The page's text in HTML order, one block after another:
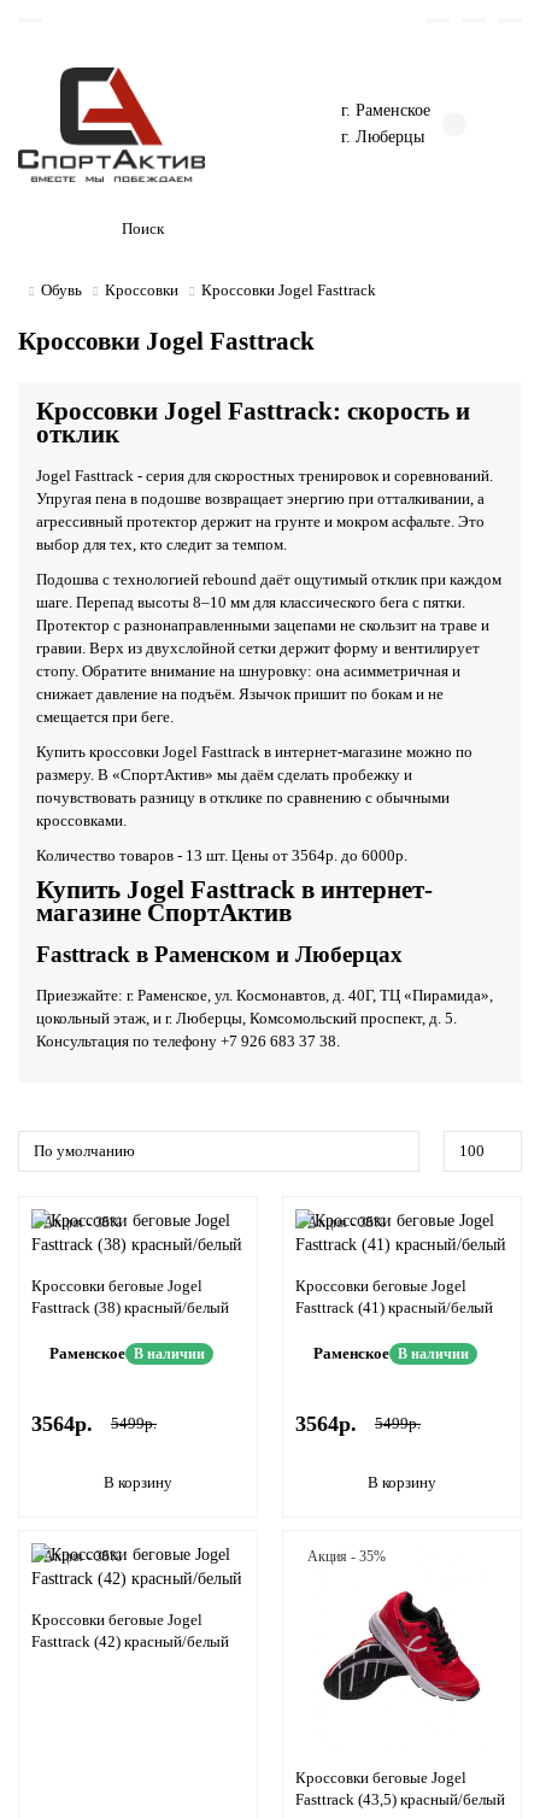
г. Раменское
г. Люберцы
Обувь Кроссовки Кроссовки Jogel Fasttrack
Кроссовки Jogel Fasttrack
Кроссовки Jogel Fasttrack: скорость и
отклик
Jogel Fasttrack - серия для скоростных тренировок и соревнований.
Упругая пена в подошве возвращает энергию при отталкивании, а
агрессивный протектор держит на грунте и мокром асфальте. Это
выбор для тех, кто следит за темпом.
Подошва с технологией rebound даёт ощутимый отклик при каждом
шаге. Перепад высоты 8–10 мм для классического бега с пятки.
Протектор с разнонаправленными зацепами не скользит на траве и
гравии. Верх из двухслойной сетки держит форму и вентилирует
стопу. Обратите внимание на шнуровку: она асимметричная и
снижает давление на подъём. Язычок пришит по бокам и не
смещается при беге.
Купить кроссовки Jogel Fasttrack в интернет-магазине можно по
размеру. В «СпортАктив» мы даём сделать пробежку и
почувствовать разницу в отклике по сравнению с обычными
кроссовками.
Количество товаров - 13 шт. Цены от 3564р. до 6000р.
Купить Jogel Fasttrack в интернет-
магазине СпортАктив
Fasttrack в Раменском и Люберцах
Приезжайте: г. Раменское, ул. Космонавтов, д. 40Г, ТЦ «Пирамида»,
цокольный этаж, и г. Люберцы, Комсомольский проспект, д. 5.
Консультация по телефону +7 926 683 37 38.
Акция - 35%
Кроссовки беговые Jogel
Fasttrack (38) красный/белый
Раменское В наличии
3564р. 5499р.
В корзину
Акция - 35%
Кроссовки беговые Jogel
Fasttrack (41) красный/белый
Раменское В наличии
3564р. 5499р.
В корзину
Акция - 35%
Кроссовки беговые Jogel
Fasttrack (42) красный/белый
Акция - 35%
Кроссовки беговые Jogel
Fasttrack (43,5) красный/белый